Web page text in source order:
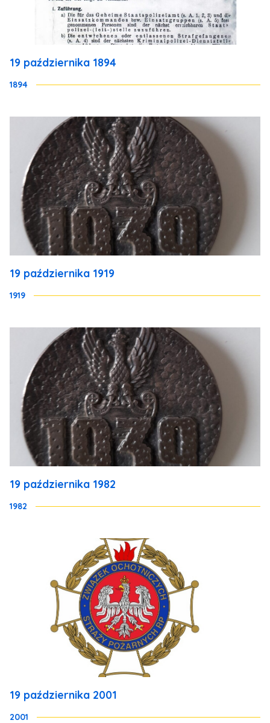
19 października 1894
1894
19 października 1919
1919
19 października 1982
1982
19 października 2001
2001